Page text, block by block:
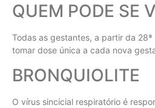
QUEM PODE SE
Todas as gestantes, a partir da
tomar dose única a cada nova
BRONQUIOLITE
O vírus sincicial respiratório é